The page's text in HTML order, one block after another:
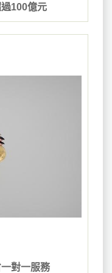
100億元
對一服務